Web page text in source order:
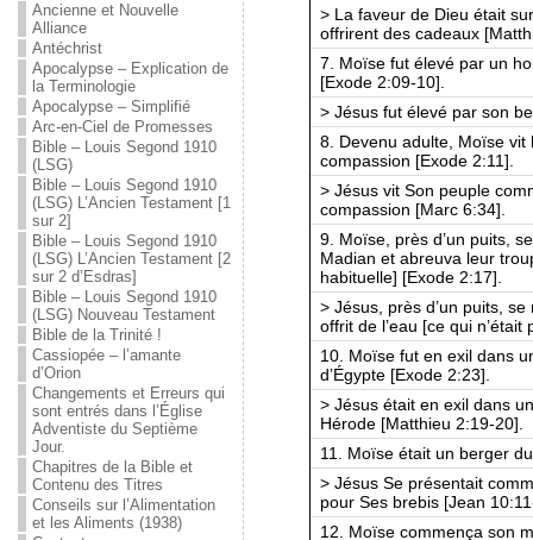
Ancienne et Nouvelle
Alliance
Antéchrist
Apocalypse – Explication de
la Terminologie
Apocalypse – Simplifié
Arc-en-Ciel de Promesses
Bible – Louis Segond 1910
(LSG)
Bible – Louis Segond 1910
(LSG) L’Ancien Testament [1
sur 2]
Bible – Louis Segond 1910
(LSG) L’Ancien Testament [2
sur 2 d’Esdras]
Bible – Louis Segond 1910
(LSG) Nouveau Testament
Bible de la Trinité !
Cassiopée – l’amante
d’Orion
Changements et Erreurs qui
sont entrés dans l’Église
Adventiste du Septième
Jour.
Chapitres de la Bible et
Contenu des Titres
Conseils sur l’Alimentation
et les Aliments (1938)
> La faveur de Dieu était
offrirent des cadeaux
7. Moïse fut élevé par un
[Exode 2:09-10].
> Jésus fut élevé par son
8. Devenu adulte, Moïse
compassion [Exode 2:11].
> Jésus vit Son peuple
compassion [Marc 6:34].
9. Moïse, près d’un puits,
Madian et abreuva leur
habituelle] [Exode 2:17].
> Jésus, près d’un puits,
offrit de l’eau [ce qui
10. Moïse fut en exil dans
d’Égypte [Exode 2:23].
> Jésus était en exil dans
Hérode [Matthieu 2:19-20].
11. Moïse était un berger
> Jésus Se présentait
pour Ses brebis [Jean
12. Moïse commença son